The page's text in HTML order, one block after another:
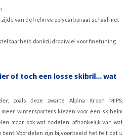
van de helm v.v. polycarbonaat schaal met
dankzij draaiwiel voor finetuning
of toch een losse skibril... wat
zoals deze zwarte Alpina Kroon MIPS,
wintersporters kiezen voor een skihelm
maar ook wat nadelen, afhankelijk van wat
Voordelen zijn bijvoorbeeld het feit dat u